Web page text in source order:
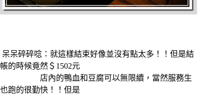
呆呆碎碎唸：就這樣結束好像並沒有點太多！！但是結
帳的時候竟然＄1502元
店內的鴨血和豆腐可以無限續，當然服務生
也跑的很勤快！！但是